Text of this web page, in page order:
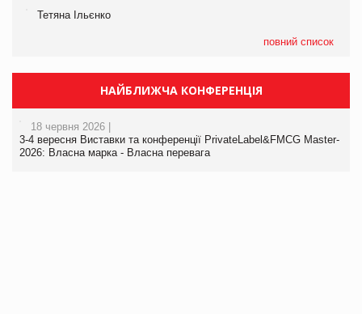
Тетяна Ільєнко
повний список
НАЙБЛИЖЧА КОНФЕРЕНЦІЯ
18 червня 2026 |
3-4 вересня Виставки та конференції PrivateLabel&FMCG Master-
2026: Власна марка - Власна перевага